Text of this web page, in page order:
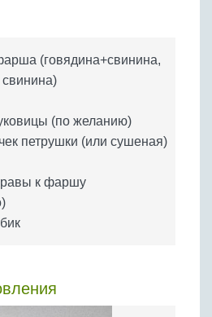
(говядина+свинина,
свинина)
(по желанию)
петрушки (или сушеная)
к фаршу